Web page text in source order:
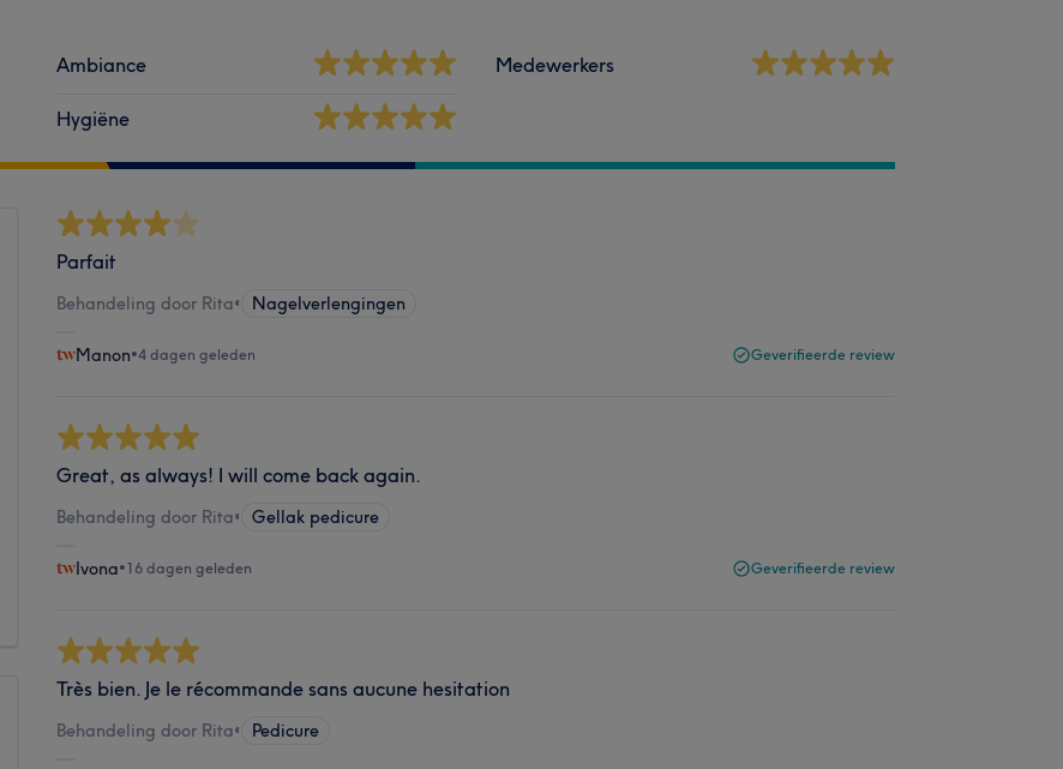
Ambiance
Hygiëne
Medewerkers
Parfait
Behandeling door Rita• Nagelverlengingen
Manon•4 dagen geleden Geverifieerde review
Great, as always! I will come back again.
Behandeling door Rita• Gellak pedicure
Ivona•16 dagen geleden Geverifieerde review
Très bien. Je le récommande sans aucune hesitation
Behandeling door Rita• Pedicure